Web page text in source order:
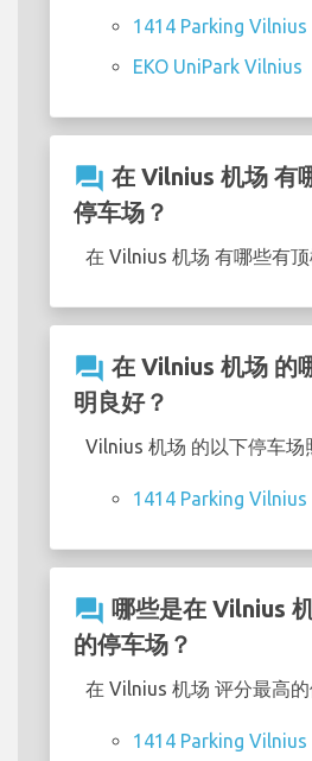
1414 Parking Vilnius
EKO UniPark Vilnius
question_answer 在 Vilnius 机场 有
停车场？
在 Vilnius 机场 有哪些有
question_answer 在 Vilnius 机场 的
明良好？
Vilnius 机场 的以下停车场
1414 Parking Vilnius
question_answer 哪些是在 Vilnius
的停车场？
在 Vilnius 机场 评分最高的
1414 Parking Vilnius